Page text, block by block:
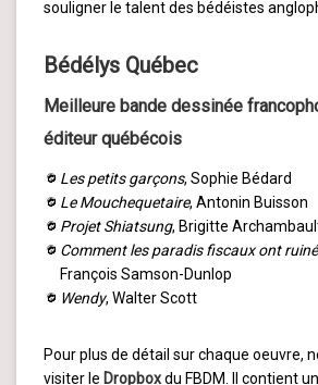
souligner le talent des bédéistes
Bédélys Québec
Meilleure bande dessinée
éditeur québécois
Les petits garçons, Sophie Bédard
Le Mouchequetaire, Antonin Buisson
Projet Shiatsung, Brigitte
Comment les paradis fiscaux ont
François Samson-Dunlop
Wendy, Walter Scott
Pour plus de détail sur chaque oeuvre,
visiter le Dropboxdu FBDM. Il contient